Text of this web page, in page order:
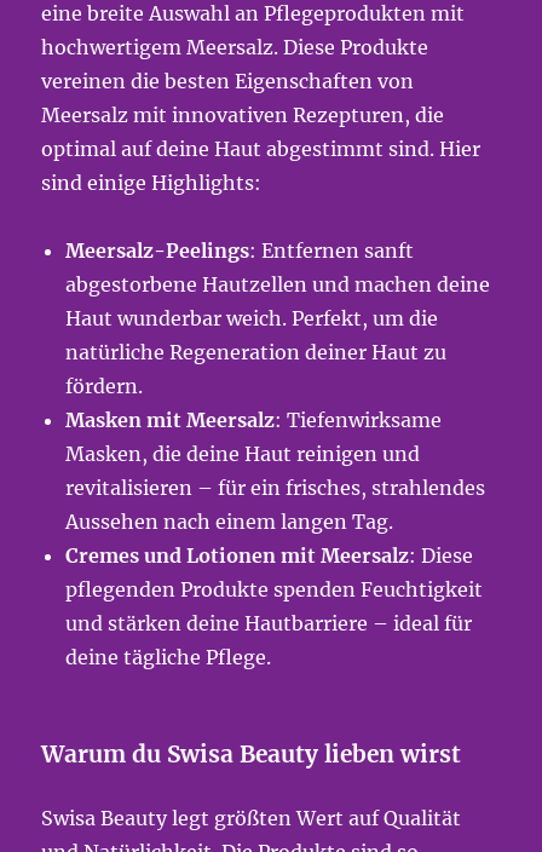
eine breite Auswahl an Pflegeprodukten mit
hochwertigem Meersalz. Diese Produkte
vereinen die besten Eigenschaften von
Meersalz mit innovativen Rezepturen, die
optimal auf deine Haut abgestimmt sind. Hier
sind einige Highlights:
Meersalz-Peelings: Entfernen sanft
abgestorbene Hautzellen und machen deine
Haut wunderbar weich. Perfekt, um die
natürliche Regeneration deiner Haut zu
fördern.
Masken mit Meersalz: Tiefenwirksame
Masken, die deine Haut reinigen und
revitalisieren – für ein frisches, strahlendes
Aussehen nach einem langen Tag.
Cremes und Lotionen mit Meersalz: Diese
pflegenden Produkte spenden Feuchtigkeit
und stärken deine Hautbarriere – ideal für
deine tägliche Pflege.
Warum du Swisa Beauty lieben wirst
Swisa Beauty legt größten Wert auf Qualität